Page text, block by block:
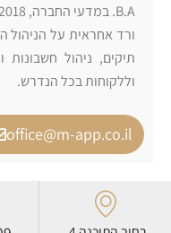
B.A. במדעי החברה, 2018.
ורד אחראית על הניהול
תיקים, ניהול חשבונות
וללקוחות בכל הנדרש.
office@m-app.co.il